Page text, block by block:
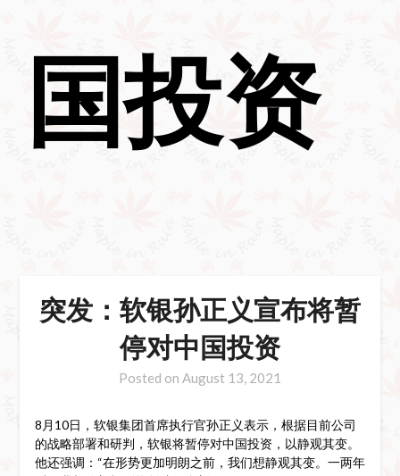
国投资
突发：软银孙正义宣布将暂
停对中国投资
Posted on August 13, 2021
8月10日，软银集团首席执行官孙正义表示，根据目前公司
的战略部署和研判，软银将暂停对中国投资，以静观其变。
他还强调：“在形势更加明朗之前，我们想静观其变。一两年